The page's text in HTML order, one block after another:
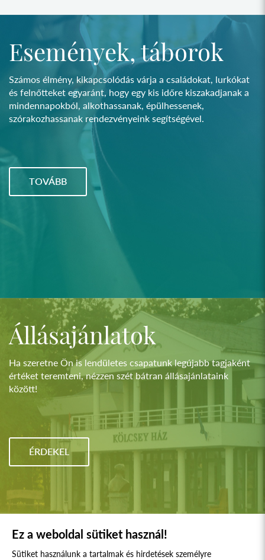
Események, táborok
Számos élmény, kikapcsolódás várja a családokat, lurkókat
és felnőtteket egyaránt, hogy egy kis időre kiszakadjanak a
mindennapokból, alkothassanak, épülhessenek,
szórakozhassanak rendezvényeink segítségével.
TOVÁBB
Állásajánlatok
Ha szeretne Ön is lendületes csapatunk legújabb tagjaként
értéket teremteni, nézzen szét bátran állásajánlataink
között!
ÉRDEKEL
Ez a weboldal sütiket használ!
Sütiket használunk a tartalmak és hirdetések személyre